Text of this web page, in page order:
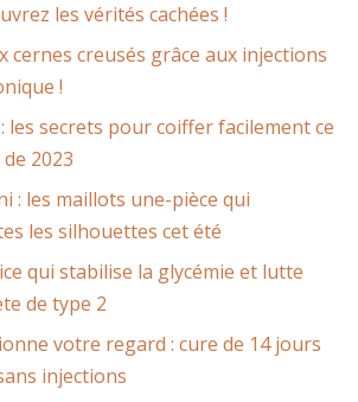
les vérités cachées !
cernes creusés grâce aux injections
!
les secrets pour coiffer facilement ce
2023
: les maillots une-pièce qui
les silhouettes cet été
qui stabilise la glycémie et lutte
de type 2
votre regard : cure de 14 jours
injections